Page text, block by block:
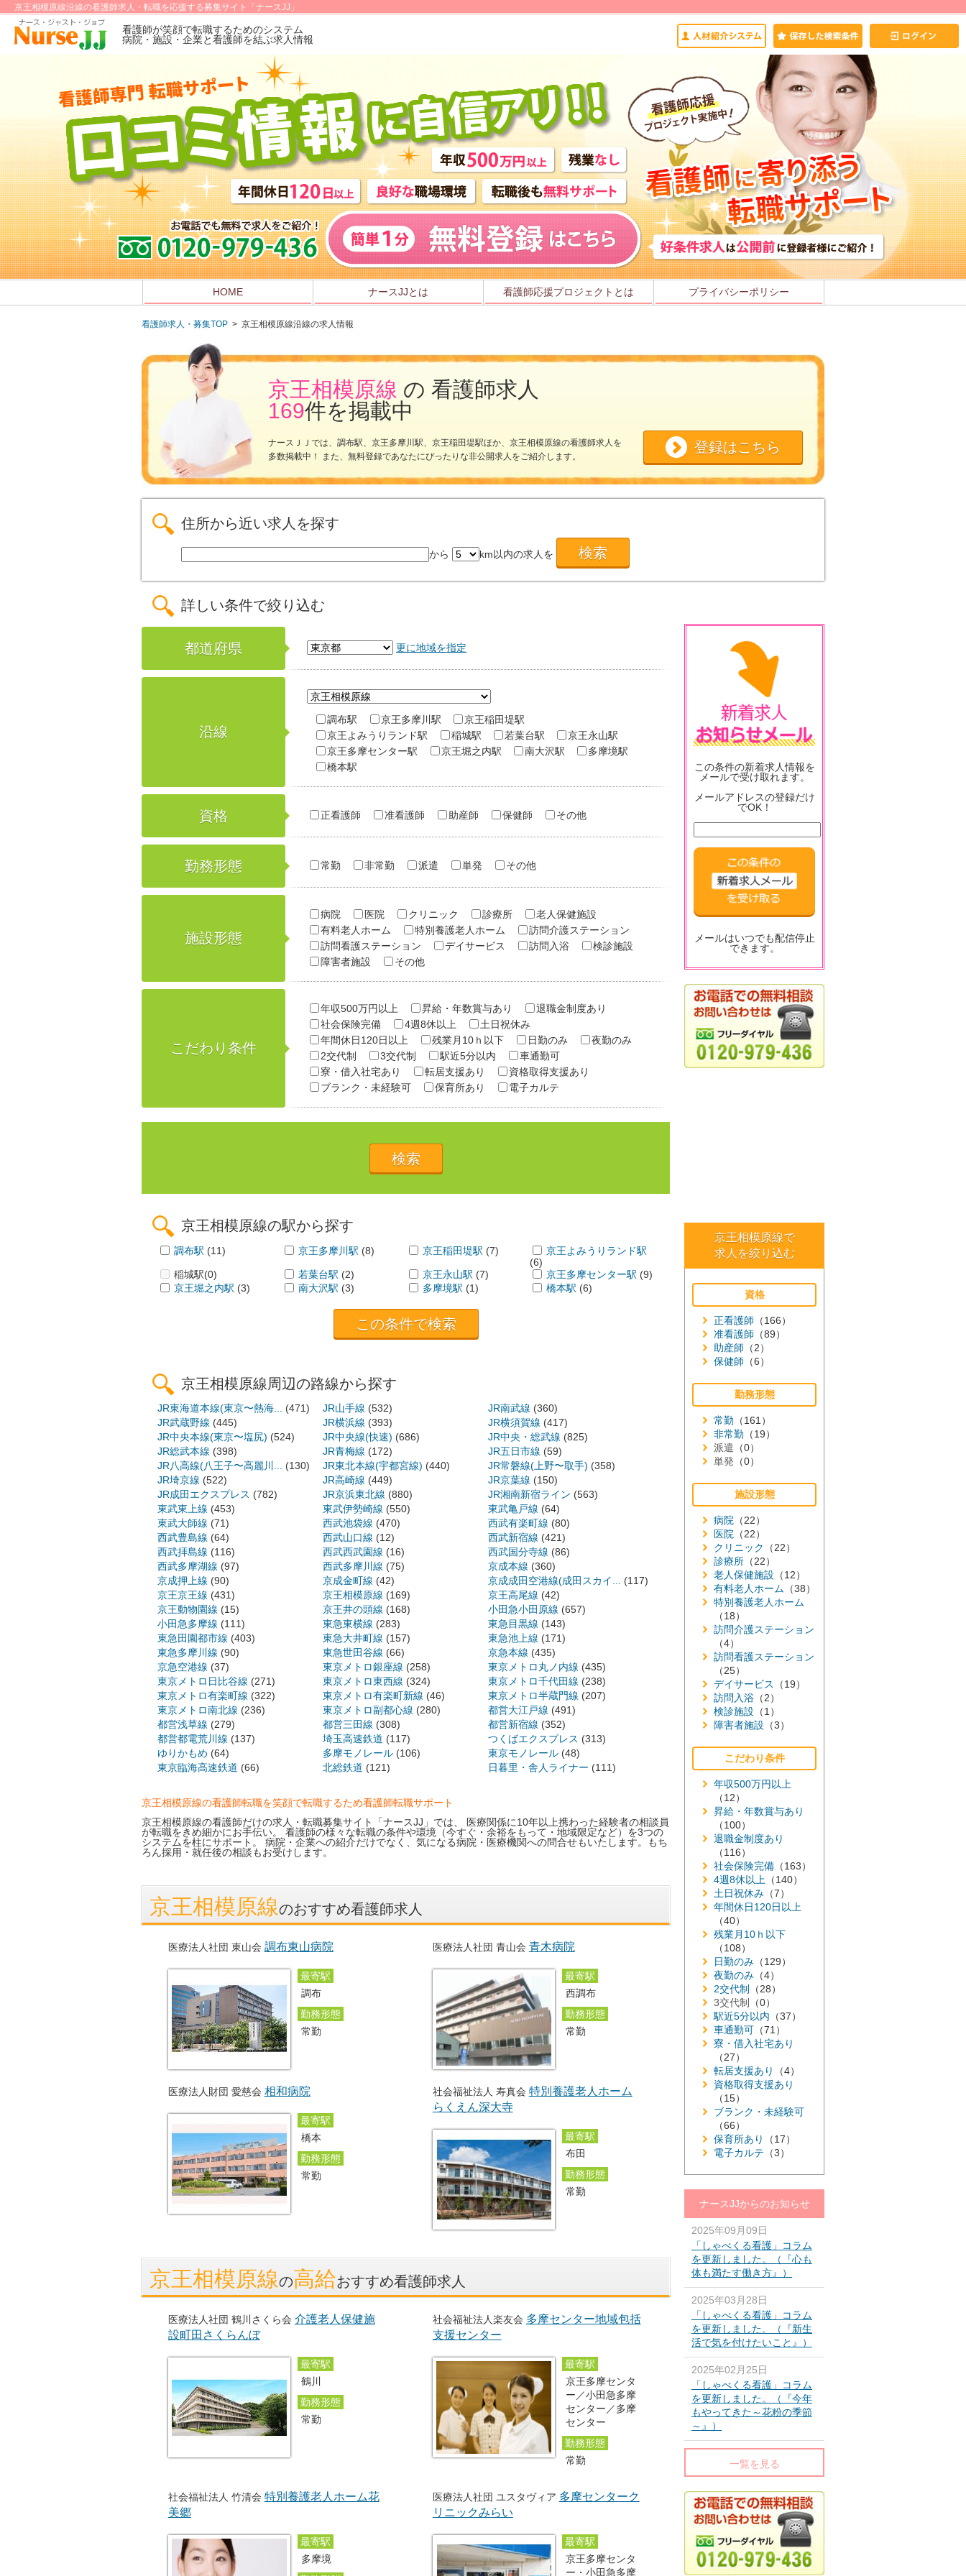
京王相模原線沿線の看護師求人・転職を応援する募集サイト「ナースJJ」
看護師が笑顔で転職するためのシステム
病院・施設・企業と看護師を結ぶ求人情報
HOME ナースJJとは 看護師応援プロジェクトとは プライバシーポリシー
看護師求人・募集TOP > 京王相模原線沿線の求人情報
京王相模原線 の 看護師求人
169件を掲載中
ナースＪＪでは、調布駅、京王多摩川駅、京王稲田堤駅ほか、京王相模原線の看護師求人を
多数掲載中！ また、無料登録であなたにぴったりな非公開求人をご紹介します。
登録はこちら
住所から近い求人を探す
から km以内の求人を
詳しい条件で絞り込む
都道府県 更に地域を指定
沿線
調布駅 京王多摩川駅
京王稲田堤駅
京王よみうりランド駅
稲城駅 若葉台駅
京王永山駅
京王多摩センター駅
京王堀之内駅 南大沢駅
多摩境駅
橋本駅
資格 正看護師 准看護師 助産師 保健師 その他
勤務形態 常勤 非常勤 派遣 単発 その他
施設形態
病院 医院 クリニック 診療所
老人保健施設
有料老人ホーム
特別養護老人ホーム
訪問介護ステーション
訪問看護ステーション
デイサービス 訪問入浴
検診施設
障害者施設
その他
こだわり条件
年収500万円以上 昇給・年数賞与あり
退職金制度あり
社会保険完備
4週8休以上
土日祝休み
年間休日120日以上
残業月10ｈ以下 日勤のみ
夜勤のみ
2交代制
3交代制 駅近5分以内
車通勤可
寮・借入社宅あり
転居支援あり
資格取得支援あり
ブランク・未経験可
保育所あり 電子カルテ
この条件の新着求人情報を
メールで受け取れます。
メールアドレスの登録だけ
でOK！
メールはいつでも配信停止
できます。
京王相模原線の駅から探す
調布駅 (11) 京王多摩川駅 (8) 京王稲田堤駅 (7)
京王よみうりランド駅
(6)
稲城駅(0) 若葉台駅 (2) 京王永山駅 (7) 京王多摩センター駅 (9)
京王堀之内駅 (3) 南大沢駅 (3) 多摩境駅 (1) 橋本駅 (6)
京王相模原線周辺の路線から探す
JR東海道本線(東京〜熱海... (471) JR山手線 (532) JR南武線 (360)
JR武蔵野線 (445) JR横浜線 (393) JR横須賀線 (417)
JR中央本線(東京〜塩尻) (524) JR中央線(快速) (686) JR中央・総武線 (825)
JR総武本線 (398) JR青梅線 (172) JR五日市線 (59)
JR八高線(八王子〜高麗川... (130) JR東北本線(宇都宮線) (440) JR常磐線(上野〜取手) (358)
JR埼京線 (522) JR高崎線 (449) JR京葉線 (150)
JR成田エクスプレス (782) JR京浜東北線 (880) JR湘南新宿ライン (563)
東武東上線 (453) 東武伊勢崎線 (550) 東武亀戸線 (64)
東武大師線 (71) 西武池袋線 (470) 西武有楽町線 (80)
西武豊島線 (64) 西武山口線 (12) 西武新宿線 (421)
西武拝島線 (116) 西武西武園線 (16) 西武国分寺線 (86)
西武多摩湖線 (97) 西武多摩川線 (75) 京成本線 (360)
京成押上線 (90) 京成金町線 (42) 京成成田空港線(成田スカイ... (117)
京王京王線 (431) 京王相模原線 (169) 京王高尾線 (42)
京王動物園線 (15) 京王井の頭線 (168) 小田急小田原線 (657)
小田急多摩線 (111) 東急東横線 (283) 東急目黒線 (143)
東急田園都市線 (403) 東急大井町線 (157) 東急池上線 (171)
東急多摩川線 (90) 東急世田谷線 (66) 京急本線 (435)
京急空港線 (37) 東京メトロ銀座線 (258) 東京メトロ丸ノ内線 (435)
東京メトロ日比谷線 (271) 東京メトロ東西線 (324) 東京メトロ千代田線 (238)
東京メトロ有楽町線 (322) 東京メトロ有楽町新線 (46) 東京メトロ半蔵門線 (207)
東京メトロ南北線 (236) 東京メトロ副都心線 (280) 都営大江戸線 (491)
都営浅草線 (279) 都営三田線 (308) 都営新宿線 (352)
都営都電荒川線 (137) 埼玉高速鉄道 (117) つくばエクスプレス (313)
ゆりかもめ (64) 多摩モノレール (106) 東京モノレール (48)
東京臨海高速鉄道 (66) 北総鉄道 (121) 日暮里・舎人ライナー (111)
京王相模原線の看護師転職を笑顔で転職するため看護師転職サポート
京王相模原線の看護師だけの求人・転職募集サイト「ナースJJ」では、 医療関係に10年以上携わった経験者の相談員
が転職をきめ細かにお手伝い。 看護師の様々な転職の条件や環境（今すぐ・余裕をもって・地域限定など）を3つの
システムを柱にサポート。 病院・企業への紹介だけでなく、気になる病院・医療機関への問合せもいたします。もち
ろん採用・就任後の相談もお受けします。
京王相模原線のおすすめ看護師求人
医療法人社団 東山会 調布東山病院
最寄駅
調布
勤務形態
常勤
医療法人社団 青山会 青木病院
最寄駅
西調布
勤務形態
常勤
医療法人財団 愛慈会 相和病院
最寄駅
橋本
勤務形態
常勤
社会福祉法人 寿真会 特別養護老人ホーム
らくえん深大寺
最寄駅
布田
勤務形態
常勤
京王相模原線の高給おすすめ看護師求人
医療法人社団 鶴川さくら会 介護老人保健施
設町田さくらんぼ
最寄駅
鶴川
勤務形態
常勤
社会福祉法人楽友会 多摩センター地域包括
支援センター
最寄駅
京王多摩センタ
ー／小田急多摩
センター／多摩
センター
勤務形態
常勤
社会福祉法人 竹清会 特別養護老人ホーム花
美郷
最寄駅
多摩境
医療法人社団 ユスタヴィア 多摩センターク
リニックみらい
最寄駅
京王多摩センタ
ー・小田急多摩
京王相模原線で
求人を絞り込む
資格
正看護師 （166）
准看護師 （89）
助産師 （2）
保健師 （6）
勤務形態
常勤 （161）
非常勤 （19）
派遣 （0）
単発 （0）
施設形態
病院 （22）
医院 （22）
クリニック
（22）
診療所 （22）
老人保健施設 （12）
有料老人ホーム （38）
特別養護老人ホーム
（18）
訪問介護ステーション
（4）
訪問看護ステーション
（25）
デイサービス
（19）
訪問入浴 （2）
検診施設 （1）
障害者施設 （3）
こだわり条件
年収500万円以上
（12）
昇給・年数賞与あり
（100）
退職金制度あり
（116）
社会保険完備 （163）
4週8休以上 （140）
土日祝休み （7）
年間休日120日以上
（40）
残業月10ｈ以下
（108）
日勤のみ （129）
夜勤のみ （4）
2交代制
（28）
3交代制
（0）
駅近5分以内 （37）
車通勤可 （71）
寮・借入社宅あり
（27）
転居支援あり
（4）
資格取得支援あり
（15）
ブランク・未経験可
（66）
保育所あり
（17）
電子カルテ （3）
ナースJJからのお知らせ
2025年09月09日
「しゃべくる看護」コラム
を更新しました。（『心も
体も満たす働き方』）
2025年03月28日
「しゃべくる看護」コラム
を更新しました。（『新生
活で気を付けたいこと』）
2025年02月25日
「しゃべくる看護」コラム
を更新しました。（『今年
もやってきた～花粉の季節
～』）
一覧を見る